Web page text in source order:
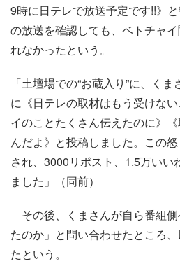
9時に日テレで放送予定です!!》
の放送を確認しても、ベトチャ
れなかったという。
「土壇場での“お蔵入り”に、く
に《日テレの取材はもう受けな
イのことたくさん伝えたのに》
んだよ》と投稿しました。この
され、3000リポスト、1.5万いい
ました」（同前）
その後、くまさんが自ら番組
たのか」と問い合わせたところ
たという。